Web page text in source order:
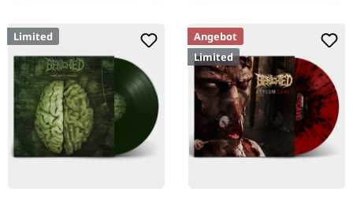
Limited
Angebot
Limited